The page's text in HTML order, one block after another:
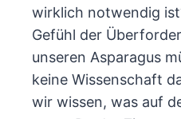
wirklich notwendig
Gefühl der
unseren Asparagus
keine Wissenschaft
wir wissen, was auf